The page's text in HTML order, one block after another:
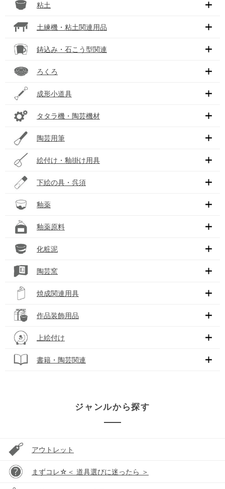
粘土
土練機・粘土関連用品
鋳込み・石こう型関連
ろくろ
成形小道具
タタラ機・陶芸機材
陶芸用筆
絵付け・釉掛け用具
下絵の具・呉須
釉薬
釉薬原料
化粧泥
陶芸窯
焼成関連用具
作品装飾用品
上絵付け
書籍・陶芸関連
ジャンルから探す
アウトレット
まずコレ☆＜ 道具選びに迷ったら ＞